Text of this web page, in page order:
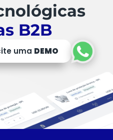
B2B
uma DEMO